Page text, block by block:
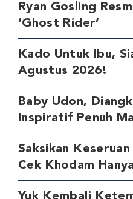
Ryan Gosling
‘Ghost Rider’
Kado Untuk Ibu,
Agustus 2026!
Baby Udon,
Inspiratif Penuh
Saksikan
Cek Khodam
Yuk Kembali